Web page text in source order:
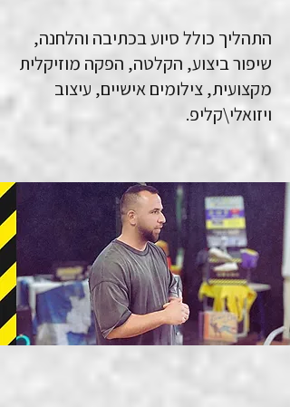
התהליך כולל סיוע בכתיבה והלחנה,
שיפור ביצוע, הקלטה, הפקה מוזיקלית
מקצועית, צילומים אישיים, עיצוב
ויזואלי\קליפ.